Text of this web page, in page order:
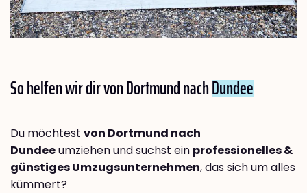
So helfen wir dir von Dortmund nachDundee
Du möchtest von Dortmund nach
Dundeeumziehen und suchst ein professionelles &
günstiges Umzugsunternehmen, das sich um alles
kümmert?